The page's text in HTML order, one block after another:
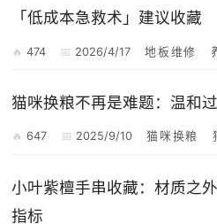
「低成本急救术」建议收藏
474 2026/4/17 地板维修
猫咪换粮不再是难题：温和
647 2025/9/10 猫咪换粮
小叶紫檀手串收藏：材质之
指标